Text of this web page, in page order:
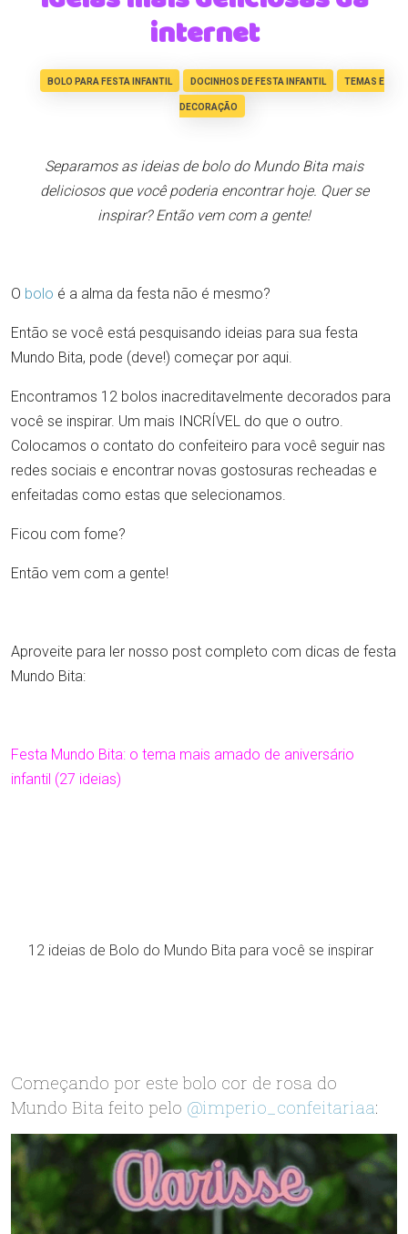
internet
BOLO PARA FESTA INFANTIL DOCINHOS DE FESTA INFANTIL TEMAS E
DECORAÇÃO
Separamos as ideias de bolo do Mundo Bita mais
deliciosos que você poderia encontrar hoje. Quer se
inspirar? Então vem com a gente!
O bolo é a alma da festa não é mesmo?
Então se você está pesquisando ideias para sua festa
Mundo Bita, pode (deve!) começar por aqui.
Encontramos 12 bolos inacreditavelmente decorados para
você se inspirar. Um mais INCRÍVEL do que o outro.
Colocamos o contato do confeiteiro para você seguir nas
redes sociais e encontrar novas gostosuras recheadas e
enfeitadas como estas que selecionamos.
Ficou com fome?
Então vem com a gente!
Aproveite para ler nosso post completo com dicas de festa
Mundo Bita:
Festa Mundo Bita: o tema mais amado de aniversário
infantil (27 ideias)
12 ideias de Bolo do Mundo Bita para você se inspirar
Começando por este bolo cor de rosa do
Mundo Bita feito pelo @imperio_confeitariaa: